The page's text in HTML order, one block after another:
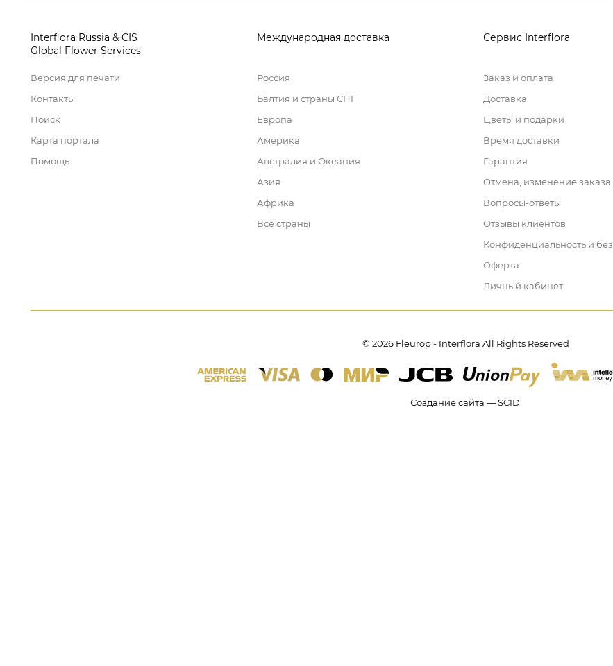
Interflora Russia & CIS
Global Flower Services
Версия для печати
Контакты
Поиск
Карта портала
Помощь
Международная доставка
Россия
Балтия и страны СНГ
Европа
Америка
Австралия и Океания
Азия
Африка
Все страны
Сервис Interflora
Заказ и оплата
Доставка
Цветы и подарки
Время доставки
Гарантия
Отмена, изменение заказа
Вопросы-ответы
Отзывы клиентов
Конфиденциальность и
Оферта
Личный кабинет
© 2026 Fleurop - Interflora All Rights Reserved
Создание сайта — SCID